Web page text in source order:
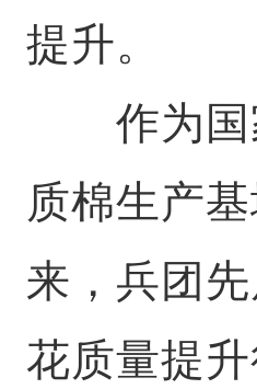
提升。
作为国
质棉生产
来，兵团
花质量提